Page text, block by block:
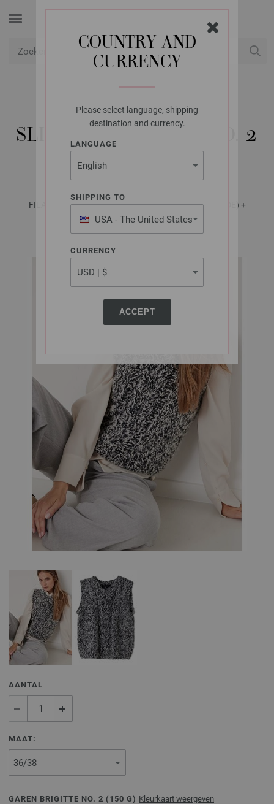
COUNTRY AND
CURRENCY
Please select language, shipping
destination and currency.
LANGUAGE
SHIPPING TO
USA - The United States
of America
CURRENCY
ACCEPT
LANA GROSSA
SLIPOVER BRIGITTE NO. 2
& MOHAIR MODA
FILATI No. 70 (Herbst/Winter 2025/26) - Tijdschrift (DE) +
Breibeschrijvingen (NL) | Patroon 9
AANTAL
MAAT:
GAREN BRIGITTE NO. 2 ( 150 G) Kleurkaart weergeven